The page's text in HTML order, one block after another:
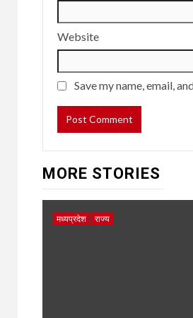
Website
Save my name, email,
MORE STORIES
मध्यप्रदेश राज्य